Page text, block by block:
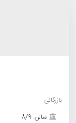
بازرگانی
سالن: 8/9